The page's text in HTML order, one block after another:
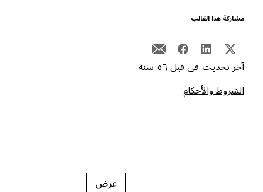
هذا القالب
تحديث في قبل ٥٦ سنة
والأحكام
عرض